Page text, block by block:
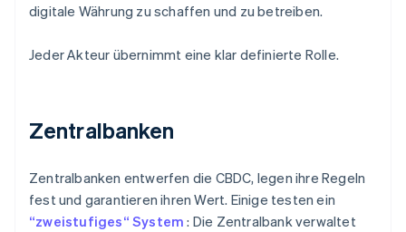
digitale Währung zu schaffen und zu betreiben.
Jeder Akteur übernimmt eine klar definierte Rolle.
Zentralbanken
Zentralbanken entwerfen die CBDC, legen ihre Regeln
fest und garantieren ihren Wert. Einige testen ein
“zweistufiges“ System: Die Zentralbank verwaltet